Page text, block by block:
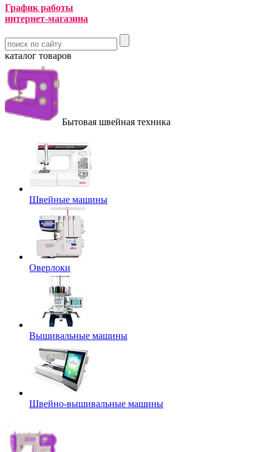
График работы
интернет-магазина
каталог товаров
Бытовая швейная техника
Швейные машины
Оверлоки
Вышивальные машины
Швейно-вышивальные машины